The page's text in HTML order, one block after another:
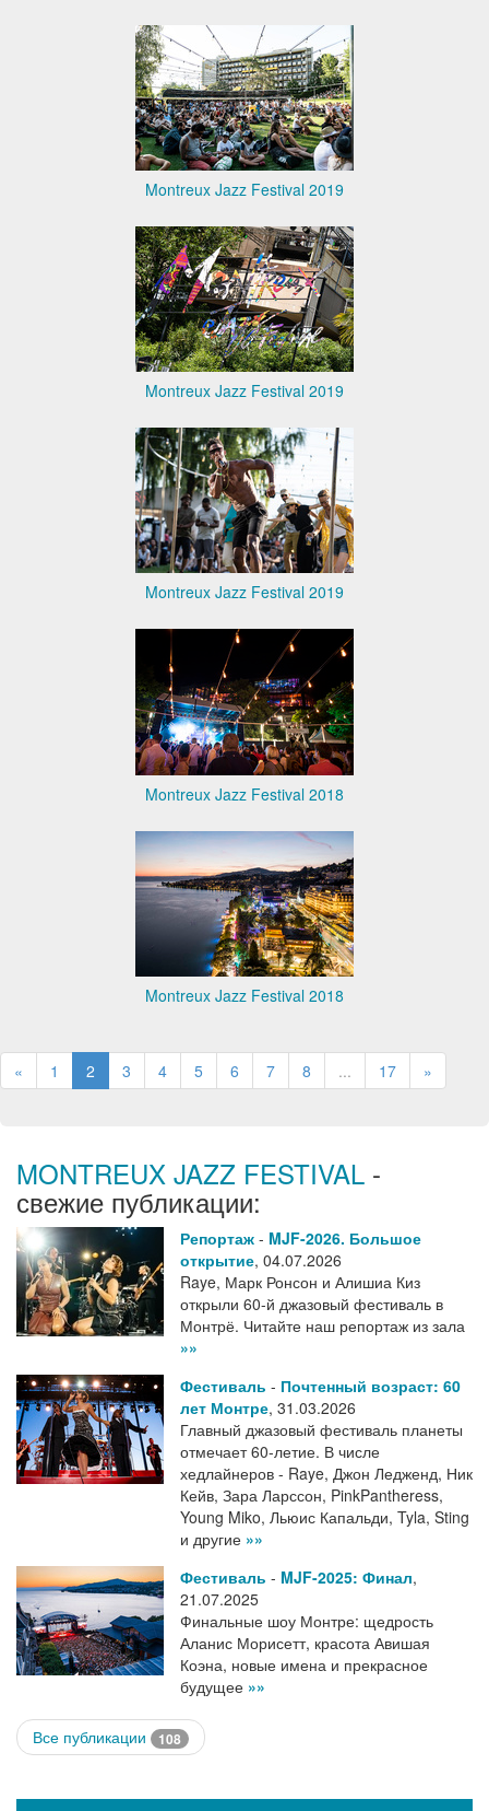
Montreux Jazz Festival 2019
Montreux Jazz Festival 2019
Montreux Jazz Festival 2019
Montreux Jazz Festival 2018
Montreux Jazz Festival 2018
« 1 2 3 4 5 6 7 8 ... 17 »
MONTREUX JAZZ FESTIVAL -
свежие публикации:
Репортаж - MJF-2026. Большое
открытие, 04.07.2026
Raye, Марк Ронсон и Алишиа Киз
открыли 60-й джазовый фестиваль в
Монтрё. Читайте наш репортаж из зала
»»
Фестиваль - Почтенный возраст: 60
лет Монтре, 31.03.2026
Главный джазовый фестиваль планеты
отмечает 60-летие. В числе
хедлайнеров - Raye, Джон Ледженд, Ник
Кейв, Зара Ларссон, PinkPantheress,
Young Miko, Льюис Капальди, Tyla, Sting
и другие »»
Фестиваль - MJF-2025: Финал,
21.07.2025
Финальные шоу Монтре: щедрость
Аланис Морисетт, красота Авишая
Коэна, новые имена и прекрасное
будущее »»
Все публикации 108